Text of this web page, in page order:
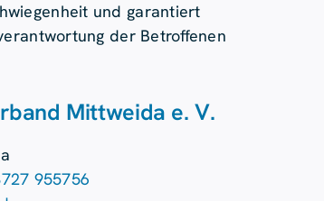
und garantiert
der Betroffenen
Mittweida e. V.
955756